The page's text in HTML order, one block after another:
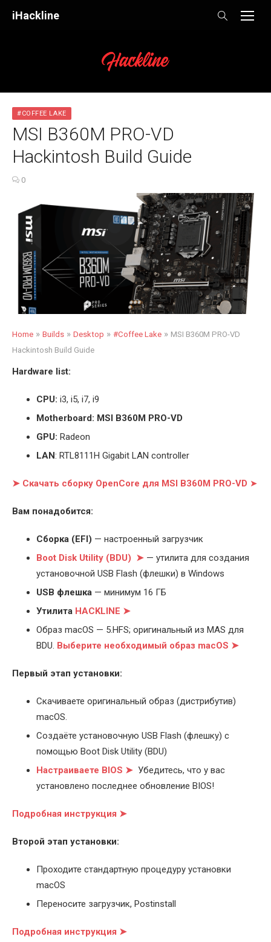
iHackline
#COFFEE LAKE
MSI B360M PRO-VD
Hackintosh Build Guide
0
Home » Builds » Desktop » #Coffee Lake » MSI B360M PRO-VD
Hackintosh Build Guide
Hardware list:
CPU: i3, i5, i7, i9
Motherboard: MSI B360M PRO-VD
GPU: Radeon
LAN: RTL8111H Gigabit LAN controller
➤ Скачать сборку OpenCore для MSI B360M PRO-VD ➤
Вам понадобится:
Cборка (EFI) — настроенный загрузчик
Boot Disk Utility (BDU) ➤ — утилита для создания
установочной USB Flash (флешки) в Windows
USB флешка — минимум 16 ГБ
Утилита HACKLINE ➤
Образ macOS — 5.HFS; оригинальный из MAS для
BDU. Выберите необходимый образ macOS ➤
Первый этап установки:
Скачиваете оригинальный образ (дистрибутив)
macOS.
Создаёте установочную USB Flash (флешку) с
помощью Boot Disk Utility (BDU)
Настраиваете BIOS ➤ Убедитесь, что у вас
установлено последнее обновление BIOS!
Подробная инструкция ➤
Второй этап установки:
Проходите стандартную процедуру установки
macOS
Переносите загрузчик, Postinstall
Подробная инструкция ➤